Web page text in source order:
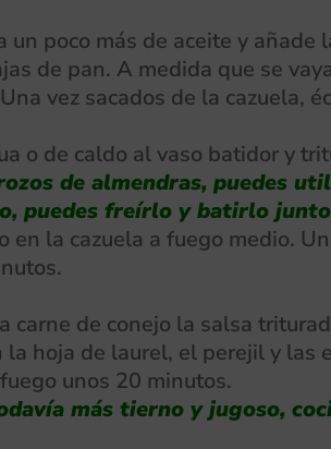
un poco más de aceite y
de pan. A medida que se
vez sacados de la cazuela,
o de caldo al vaso batidor y
de almendras, puedes
puedes freírlo y batirlo
en la cazuela a fuego medio.
carne de conejo la salsa
hoja de laurel, el perejil y las
unos 20 minutos.
más tierno y jugoso,